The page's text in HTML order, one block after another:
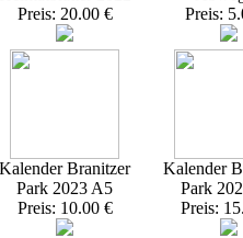
Preis: 20.00 €
Preis:
Kalender Branitzer
Park 2023 A5
Preis: 10.00 €
Kalender
Park
Preis: